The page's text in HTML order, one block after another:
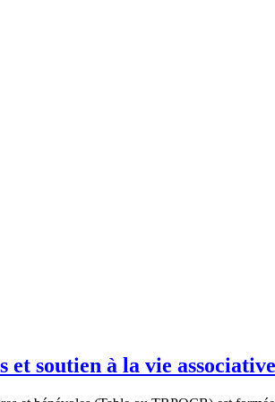
et soutien à la vie associative